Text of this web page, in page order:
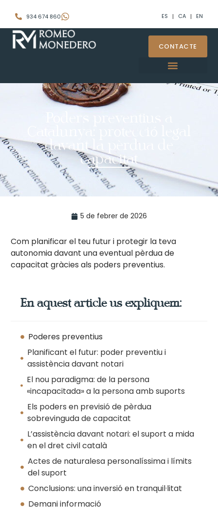
934 674 860 ES CA EN
CONTACTE
davant la pèrdua de
capacitat
5 de febrer de 2026
Com planificar el teu futur i protegir la teva
autonomia davant una eventual pèrdua de
capacitat gràcies als poders preventius.
En aquest article us expliquem:
Poderes preventius
Planificant el futur: poder preventiu i
assistència davant notari
El nou paradigma: de la persona
«incapacitada» a la persona amb suports
Els poders en previsió de pèrdua
sobrevinguda de capacitat
L’assistència davant notari: el suport a mida
en el dret civil català
Actes de naturalesa personalíssima i límits
del suport
Conclusions: una inversió en tranquil·litat
Demani informació